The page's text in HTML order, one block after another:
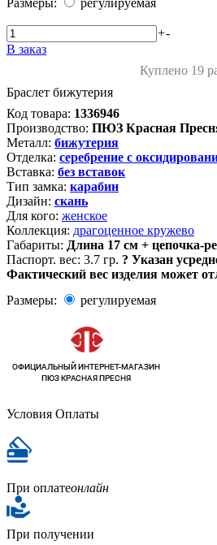
Размеры: регулируемая
+-
В заказ
Куплено 19
Браслет бижутерия
Код товара: 1336946
Производство: ПЮЗ Красная
Металл: бижутерия
Отделка: серебрение с
Вставка: без вставок
Тип замка: карабин
Дизайн: скань
Для кого: женское
Коллекция: драгоценное кружево
Габариты: Длина 17 см + цепочка-
Паспорт. вес: 3.7 гр. ? Указан
Фактический вес изделия может
Размеры:
регулируемая
Условия Оплаты
При оплатеонлайн
При получении